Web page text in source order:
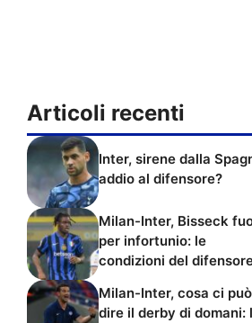
Articoli recenti
Inter, sirene dalla
addio al difensore?
Milan-Inter, Bisseck
per infortunio: le
condizioni del
Milan-Inter, cosa ci può
dire il derby di domani: